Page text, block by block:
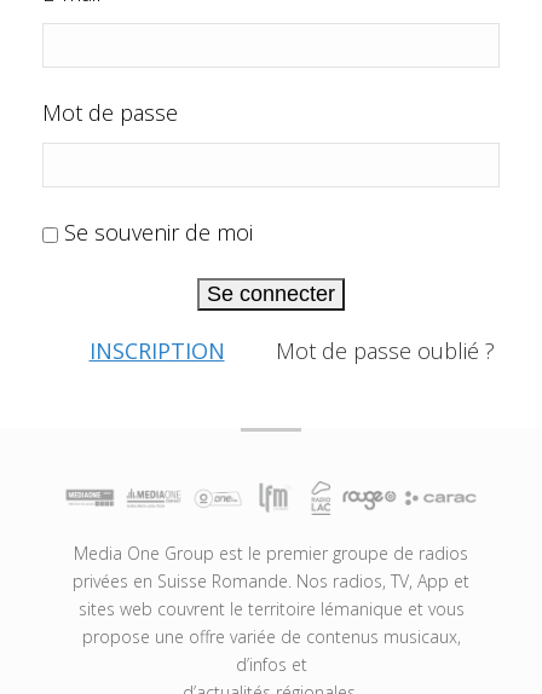
Mot de passe
Se souvenir de moi
Se connecter
INSCRIPTION Mot de passe oublié ?
Media One Group est le premier groupe de radios
privées en Suisse Romande. Nos radios, TV, App et
sites web couvrent le territoire lémanique et vous
propose une offre variée de contenus musicaux,
d’infos et